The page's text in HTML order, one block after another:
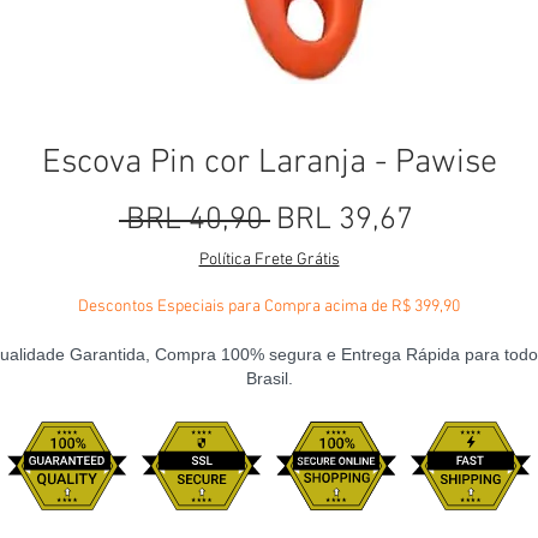
Escova Pin cor Laranja - Pawise
BRL 40,90 Precio
BRL 39,67
Política Frete Grátis
Descontos Especiais para Compra acima de R$ 399,90
Garantida, Compra 100% segura e Entrega Rápida para
Brasil.